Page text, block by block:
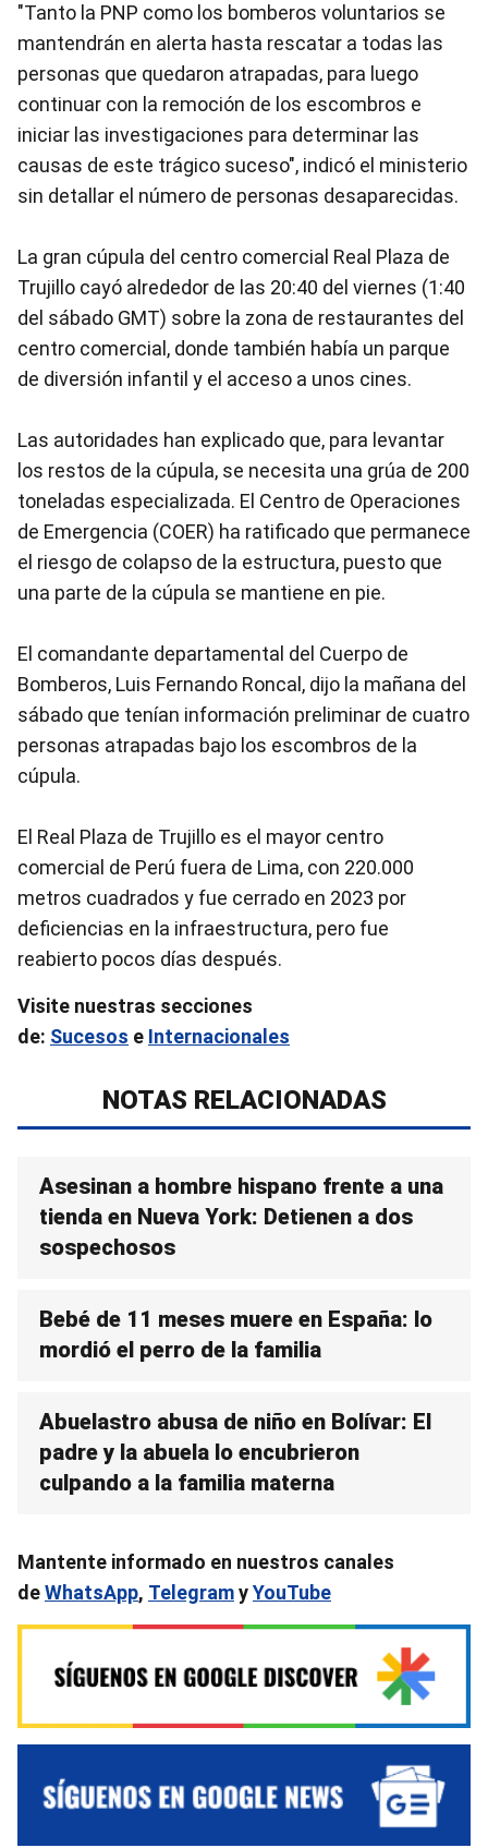
"Tanto la PNP como los bomberos voluntarios se
mantendrán en alerta hasta rescatar a todas las
personas que quedaron atrapadas, para luego
continuar con la remoción de los escombros e
iniciar las investigaciones para determinar las
causas de este trágico suceso", indicó el ministerio
sin detallar el número de personas desaparecidas.
La gran cúpula del centro comercial Real Plaza de
Trujillo cayó alrededor de las 20:40 del viernes (1:40
del sábado GMT) sobre la zona de restaurantes del
centro comercial, donde también había un parque
de diversión infantil y el acceso a unos cines.
Las autoridades han explicado que, para levantar
los restos de la cúpula, se necesita una grúa de 200
toneladas especializada. El Centro de Operaciones
de Emergencia (COER) ha ratificado que permanece
el riesgo de colapso de la estructura, puesto que
una parte de la cúpula se mantiene en pie.
El comandante departamental del Cuerpo de
Bomberos, Luis Fernando Roncal, dijo la mañana del
sábado que tenían información preliminar de cuatro
personas atrapadas bajo los escombros de la
cúpula.
El Real Plaza de Trujillo es el mayor centro
comercial de Perú fuera de Lima, con 220.000
metros cuadrados y fue cerrado en 2023 por
deficiencias en la infraestructura, pero fue
reabierto pocos días después.
Visite nuestras secciones
de: Sucesos e Internacionales
NOTAS RELACIONADAS
Asesinan a hombre hispano frente a una
tienda en Nueva York: Detienen a dos
sospechosos
Bebé de 11 meses muere en España: lo
mordió el perro de la familia
Abuelastro abusa de niño en Bolívar: El
padre y la abuela lo encubrieron
culpando a la familia materna
Mantente informado en nuestros canales
deWhatsApp, TelegramyYouTube